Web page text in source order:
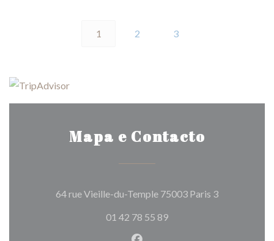
1 2 3
Mapa e Contacto
64 rue Vieille-du-Temple 75003 Paris 3((abre numa
01 42 78 55 89